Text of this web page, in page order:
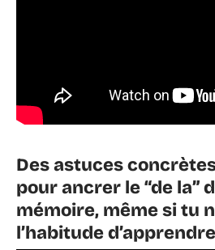
Des astuces
pour ancrer le “de la”
mémoire, même si tu
l’habitude